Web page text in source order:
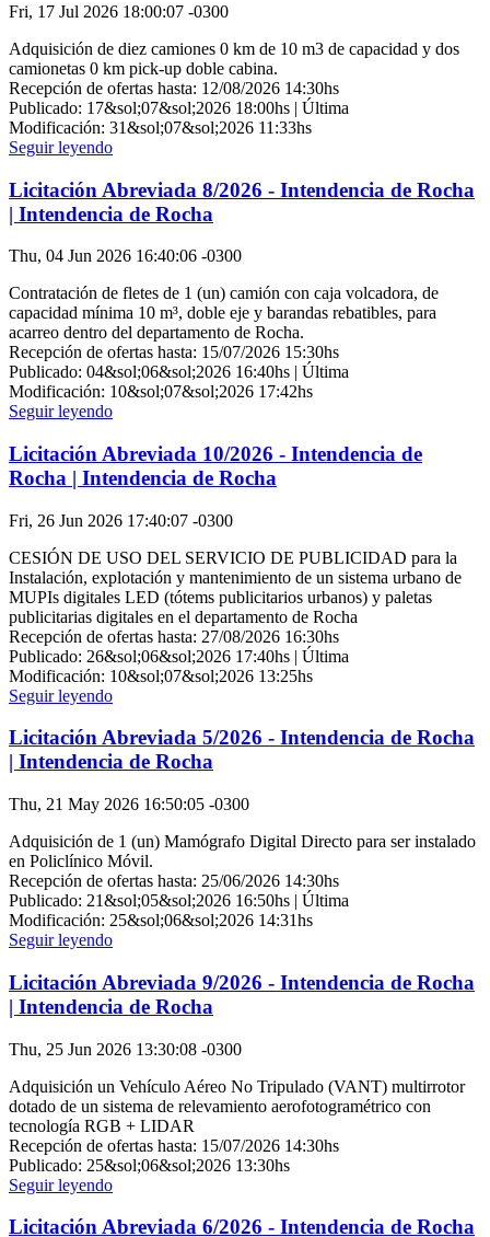
Fri, 17 Jul 2026 18:00:07 -0300
Adquisición de diez camiones 0 km de 10 m3 de capacidad y dos
camionetas 0 km pick-up doble cabina.
Recepción de ofertas hasta: 12/08/2026 14:30hs
Publicado: 17&sol;07&sol;2026 18:00hs | Última
Modificación: 31&sol;07&sol;2026 11:33hs
Seguir leyendo
Licitación Abreviada 8/2026 - Intendencia de Rocha
| Intendencia de Rocha
Thu, 04 Jun 2026 16:40:06 -0300
Contratación de fletes de 1 (un) camión con caja volcadora, de
capacidad mínima 10 m³, doble eje y barandas rebatibles, para
acarreo dentro del departamento de Rocha.
Recepción de ofertas hasta: 15/07/2026 15:30hs
Publicado: 04&sol;06&sol;2026 16:40hs | Última
Modificación: 10&sol;07&sol;2026 17:42hs
Seguir leyendo
Licitación Abreviada 10/2026 - Intendencia de
Rocha | Intendencia de Rocha
Fri, 26 Jun 2026 17:40:07 -0300
CESIÓN DE USO DEL SERVICIO DE PUBLICIDAD para la
Instalación, explotación y mantenimiento de un sistema urbano de
MUPIs digitales LED (tótems publicitarios urbanos) y paletas
publicitarias digitales en el departamento de Rocha
Recepción de ofertas hasta: 27/08/2026 16:30hs
Publicado: 26&sol;06&sol;2026 17:40hs | Última
Modificación: 10&sol;07&sol;2026 13:25hs
Seguir leyendo
Licitación Abreviada 5/2026 - Intendencia de Rocha
| Intendencia de Rocha
Thu, 21 May 2026 16:50:05 -0300
Adquisición de 1 (un) Mamógrafo Digital Directo para ser instalado
en Policlínico Móvil.
Recepción de ofertas hasta: 25/06/2026 14:30hs
Publicado: 21&sol;05&sol;2026 16:50hs | Última
Modificación: 25&sol;06&sol;2026 14:31hs
Seguir leyendo
Licitación Abreviada 9/2026 - Intendencia de Rocha
| Intendencia de Rocha
Thu, 25 Jun 2026 13:30:08 -0300
Adquisición un Vehículo Aéreo No Tripulado (VANT) multirrotor
dotado de un sistema de relevamiento aerofotogramétrico con
tecnología RGB + LIDAR
Recepción de ofertas hasta: 15/07/2026 14:30hs
Publicado: 25&sol;06&sol;2026 13:30hs
Seguir leyendo
Licitación Abreviada 6/2026 - Intendencia de Rocha